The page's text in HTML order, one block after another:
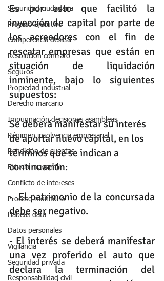
Seguridad ciudadana
Proceso ejecutivo
Competencia desleal
Resolución contrato
Seguros
Propiedad industrial
Derecho marcario
Impugnación decisiones asambleas
Régimen insolvencia empresarial
Rendición de cuentas
Fiducia mercantil
Conflicto de intereses
Proceso monitorio
Habeas data
Datos personales
Vigilancia
Seguridad privada
Responsabilidad civil
Es por esto que facilitó la
inyección de capital por parte de
los acreedores con el fin de
rescatar empresas que están en
situación de liquidación
inminente, bajo lo siguientes
supuestos:
Se deberá manifestar su interés
de aportar nuevo capital, en los
términos que se indican a
continuación:
-  El patrimonio de la concursada
debe ser negativo.
- El interés se deberá manifestar
una vez proferido el auto que
declara la terminación del